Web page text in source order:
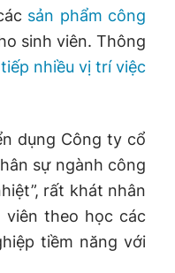
sản phẩm công
sinh viên. Thông
nhiều vị trí việc
dụng Công ty cổ
sự ngành công
rất khát nhân
viên theo học các
tiềm năng với